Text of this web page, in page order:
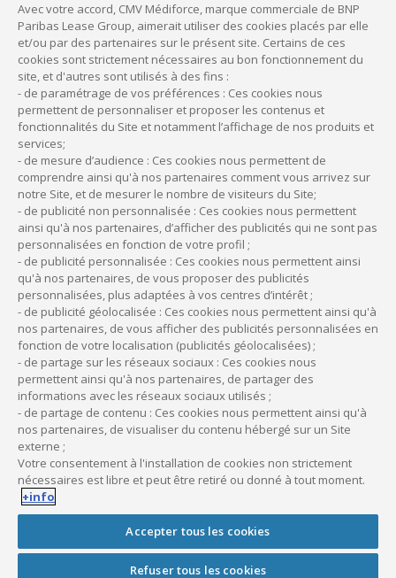
Lefinancement immobilier dédié aux
professionnels de Santé
Vous avez besoin d’être
conseillé ?
Nos équipes sont à votre disposition pour répondre à
vos questions et vous aider à faire le bon choix.
Publié le21 avril 2011
Dernière mise à jour le22 juin 2023
Financements professionnels
Financement matériel médical
Avec votre accord, CMV Médiforce, marque commerciale de BNP
Paribas Lease Group, aimerait utiliser des cookies placés par elle
et/ou par des partenaires sur le présent site. Certains de ces
cookies sont strictement nécessaires au bon fonctionnement du
site, et d'autres sont utilisés à des fins :
- de paramétrage de vos préférences : Ces cookies nous
permettent de personnaliser et proposer les contenus et
fonctionnalités du Site et notamment l’affichage de nos produits et
services;
- de mesure d’audience : Ces cookies nous permettent de
comprendre ainsi qu'à nos partenaires comment vous arrivez sur
notre Site, et de mesurer le nombre de visiteurs du Site;
- de publicité non personnalisée : Ces cookies nous permettent
ainsi qu'à nos partenaires, d’afficher des publicités qui ne sont pas
personnalisées en fonction de votre profil ;
- de publicité personnalisée : Ces cookies nous permettent ainsi
qu'à nos partenaires, de vous proposer des publicités
personnalisées, plus adaptées à vos centres d’intérêt ;
- de publicité géolocalisée : Ces cookies nous permettent ainsi qu'à
nos partenaires, de vous afficher des publicités personnalisées en
fonction de votre localisation (publicités géolocalisées) ;
- de partage sur les réseaux sociaux : Ces cookies nous
permettent ainsi qu'à nos partenaires, de partager des
informations avec les réseaux sociaux utilisés ;
- de partage de contenu : Ces cookies nous permettent ainsi qu'à
nos partenaires, de visualiser du contenu hébergé sur un Site
externe ;
Votre consentement à l'installation de cookies non strictement
nécessaires est libre et peut être retiré ou donné à tout moment.
+info
Accepter tous les cookies
Refuser tous les cookies